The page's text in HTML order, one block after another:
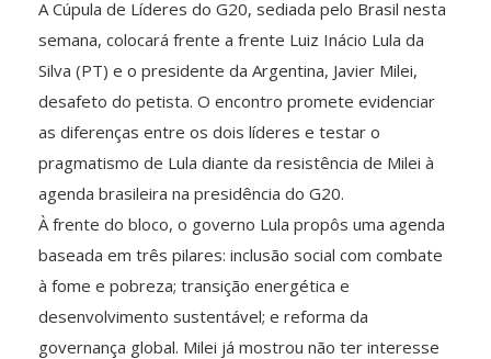
A Cúpula de Líderes do G20, sediada pelo Brasil nesta
semana, colocará frente a frente Luiz Inácio Lula da
Silva (PT) e o presidente da Argentina, Javier Milei,
desafeto do petista. O encontro promete evidenciar
as diferenças entre os dois líderes e testar o
pragmatismo de Lula diante da resistência de Milei à
agenda brasileira na presidência do G20.
À frente do bloco, o governo Lula propôs uma agenda
baseada em três pilares: inclusão social com combate
à fome e pobreza; transição energética e
desenvolvimento sustentável; e reforma da
governança global. Milei já mostrou não ter interesse